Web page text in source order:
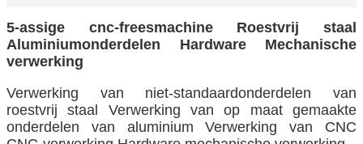
5-assige cnc-freesmachine Roestvrij staal
Aluminiumonderdelen Hardware Mechanische
verwerking
Verwerking van niet-standaardonderdelen van
roestvrij staal Verwerking van op maat gemaakte
onderdelen van aluminium Verwerking van CNC